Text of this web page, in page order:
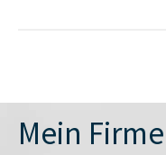
Mein